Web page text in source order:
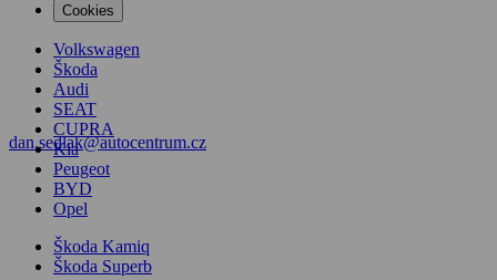
dan.sedlak@autocentrum.cz
Cookies
Volkswagen
Škoda
Audi
SEAT
CUPRA
Kia
Peugeot
BYD
Opel
Škoda Kamiq
Škoda Superb